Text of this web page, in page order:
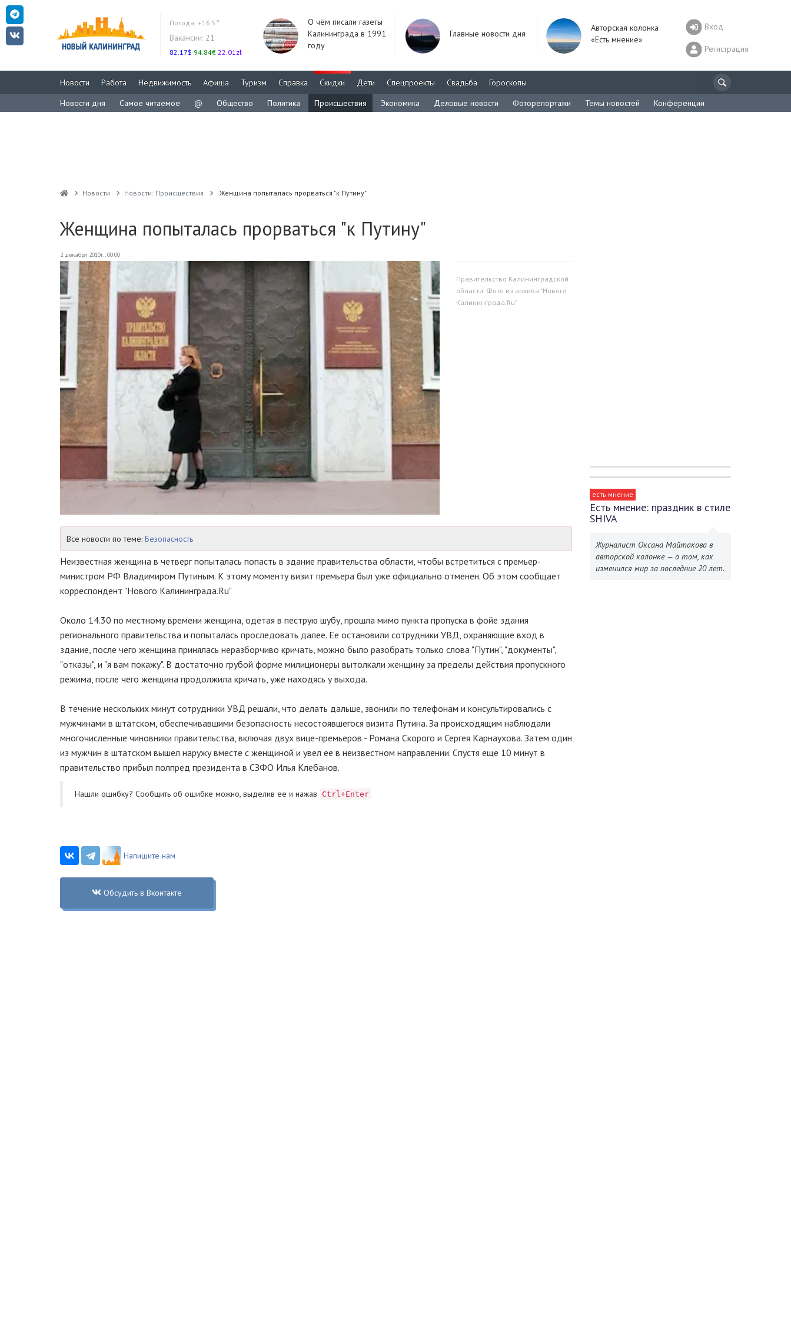
Погода: +16.5°
Вакансии: 21
82.17$ 94.84€ 22.01zł
О чём писали газеты
Калининграда в 1991
году
Главные новости дня
Авторская колонка
«Есть мнение»
Вход
Регистрация
Новости Работа Недвижимость Афиша Туризм Справка Скидки Дети Спецпроекты Свадьба
Гороскопы
Новости дня
Самое читаемое @ Общество Политика Происшествия Экономика Деловые новости Фоторепортажи Темы новостей Конференции
Новости Новости: Происшествия Женщина попыталась прорваться "к Путину"
Женщина попыталась прорваться "к Путину"
2 декабря 2010г., 00:00
Правительство Калининградской
области. Фото из архива "Нового
Калининграда.Ru"
Все новости по теме: Безопасность
Неизвестная женщина в четверг попыталась попасть в здание правительства области, чтобы встретиться с премьер-
министром РФ Владимиром Путиным. К этому моменту визит премьера был уже официально отменен. Об этом сообщает
корреспондент "Нового Калининграда.Ru"
Около 14.30 по местному времени женщина, одетая в пеструю шубу, прошла мимо пункта пропуска в фойе здания
регионального правительства и попыталась проследовать далее. Ее остановили сотрудники УВД, охраняющие вход в
здание, после чего женщина принялась неразборчиво кричать, можно было разобрать только слова "Путин", "документы",
"отказы", и "я вам покажу". В достаточно грубой форме милиционеры вытолкали женщину за пределы действия пропускного
режима, после чего женщина продолжила кричать, уже находясь у выхода.
В течение нескольких минут сотрудники УВД решали, что делать дальше, звонили по телефонам и консультировались с
мужчинами в штатском, обеспечивавшими безопасность несостоявшегося визита Путина. За происходящим наблюдали
многочисленные чиновники правительства, включая двух вице-премьеров - Романа Скорого и Сергея Карнаухова. Затем один
из мужчин в штатском вышел наружу вместе с женщиной и увел ее в неизвестном направлении. Спустя еще 10 минут в
правительство прибыл полпред президента в СЗФО Илья Клебанов.
Нашли ошибку? Cообщить об ошибке можно, выделив ее и нажав Ctrl+Enter
Напишите нам
Обсудить в Вконтакте
есть мнение
Есть мнение: праздник в стиле
SHIVA
Журналист Оксана Майтакова в
авторской колонке — о том, как
изменился мир за последние 20 лет.